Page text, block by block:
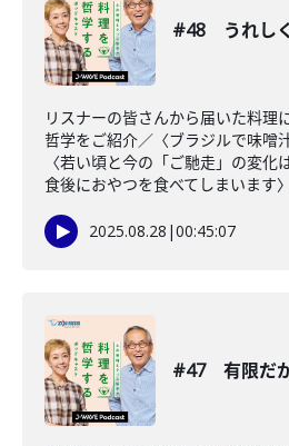
#48 うれし
リスナーの皆さんから届いた料理
哲学をご紹介／〈ブラジルで味噌
〈若い頃と今の「ご馳走」の変化
食後におやつを食べてしまいます
2025.08.28 |00:45:07
#47 有限だ